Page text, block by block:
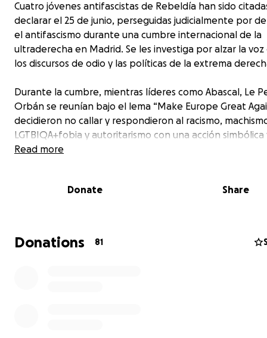
Cuatro jóvenes antifascistas de Rebeldía han sido
declarar el 25 de junio, perseguidas judicialmente por
el antifascismo durante una cumbre internacional de la
ultraderecha en Madrid. Se les investiga por alzar la
los discursos de odio y las políticas de la extrema
Durante la cumbre, mientras líderes como Abascal, Le
Orbán se reunían bajo el lema “Make Europe Great
decidieron no callar y respondieron al racismo,
LGTBIQA+fobia y autoritarismo con una acción simbólica
pacífica. Su objetivo: denunciar sin violencia y defender
Ahora, estas compañeras están siendo investigadas
promotores del odio quedan impunes. No es un caso
represión se está usando para castigar la organización
Read more
Donate Share
Donations 81